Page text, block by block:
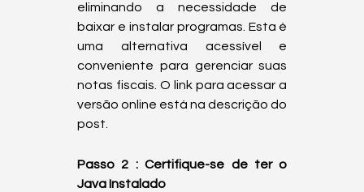
eliminando a necessidade de
baixar e instalar programas. Esta é
uma alternativa acessível e
conveniente para gerenciar suas
notas fiscais. O link para acessar a
versão online está na descrição do
post.
Passo 2 : Certifique-se de ter o
Java Instalado